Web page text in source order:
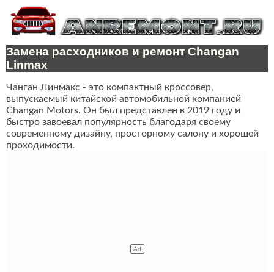
Замена расходников и ремонт Changan
Linmax
Чанган Линмакс - это компактный кроссовер,
выпускаемый китайской автомобильной компанией
Changan Motors. Он был представлен в 2019 году и
быстро завоевал популярность благодаря своему
современному дизайну, просторному салону и хорошей
проходимости.